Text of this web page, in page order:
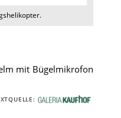
.
mit Bügelmikrofon
G